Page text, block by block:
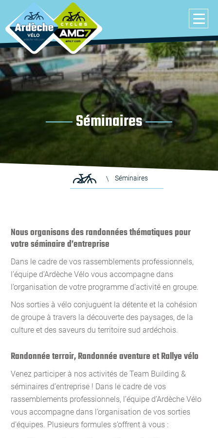
Séminaires
Séminaires
Nous organisons des randonnées thématiques pour
votre séminaire d’entreprise
Dans le cadre de vos rassemblements professionnels,
l’équipe d’Ardèche Vélo vous accompagne dans
l’organisation de votre programme d’activité en groupe.
Nos sorties à vélo conjuguent la détente et la cohésion
de groupe à travers la découverte des paysages, de la
culture et des saveurs du territoire sud ardéchois.
Randonnée terroir, Randonnée aventure et Rallye vélo
Venez participer à nos activités de Team Building &
séminaires d’entreprise ! Dans le cadre de vos
rassemblements professionnels, l’équipe d’Ardèche Vélo
vous accompagne dans l’organisation de vos sorties
d’équipes. Plusieurs formules s’offrent à vous :